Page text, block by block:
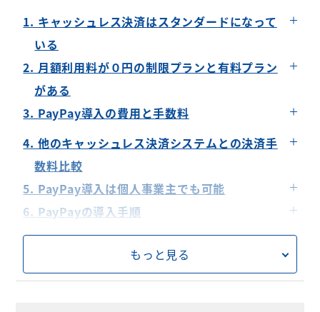
1. キャッシュレス決済はスタンダードになって
いる
2. 月額利用料が０円の制限プランと有料プラン
がある
3. PayPay導入の費用と手数料
PayPay導入時の初期費用
月額利用料
決済手数料
無料キャンペーンの有無
4. 他のキャッシュレス決済システムとの決済手
数料比較
5. PayPay導入は個人事業主でも可能
6. PayPayの導入手順
仮登録する
申込み案内メールを受信する
審査情報を入力する
7. PayPay導入のメリット
8. PayPay導入のデメリット
もっと見る